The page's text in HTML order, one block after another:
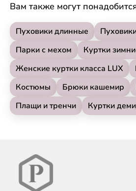
Вам также могут
Пуховики длинные
Парки с мехом
Куртки
Женские куртки класса LUX
Костюмы
Брюки кашемир
Плащи и тренчи
Куртки